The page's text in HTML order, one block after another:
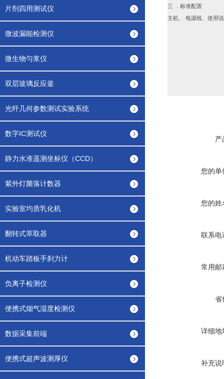
片剂四用测试仪
微波漏能检测仪
微生物匀浆仪
双层玻璃反应釜
光纤几何参数测试实验系统
数字IC测试仪
静力水准遥测坐标仪（CCD）
紫外灯菌落计数器
实验室均质乳化机
翻转式萃取器
机动车踏板手刹力计
负离子检测仪
便携式烟气湿度检测仪
数据采集前端
便携式超声波测厚仪
三 ．标准配置
主机、 电源线、使用
产
您的单
您的姓
联系电
常用邮
省
详细地
补充说